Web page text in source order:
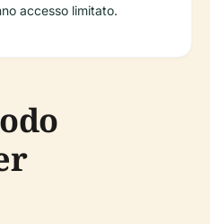
accesso limitato.